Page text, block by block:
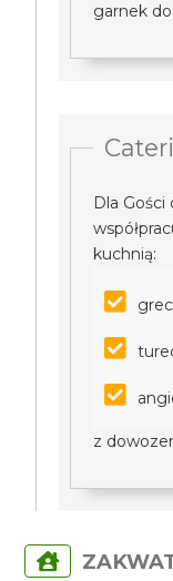
garnek
Dla
kuchnią:
z